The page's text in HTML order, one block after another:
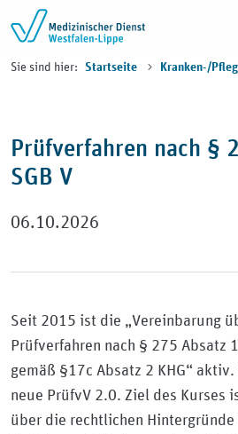
Zum Inhalt springen
Sie sind hier: Startseite Kranken-/
Prüfverfahren nach §
SGB V
06.10.2026
Seit 2015 ist die „Vereinbarung
Prüfverfahren nach § 275 Absatz
gemäß §17c Absatz 2 KHG“
neue PrüfvV 2.0. Ziel des Kurses
über die rechtlichen